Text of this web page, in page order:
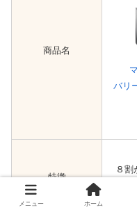
商品名
バリ
特徴
８割
メニュー ホーム